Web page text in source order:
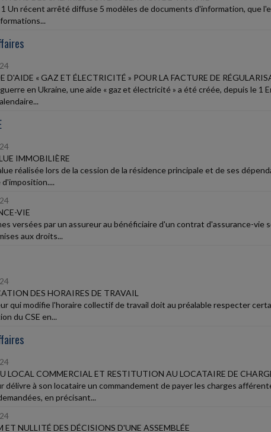
Un récent arrêté diffuse 5 modèles de documents d'information, que
D'AIDE « GAZ ET ÉLECTRICITÉ » POUR LA FACTURE DE
en Ukraine, une aide « gaz et électricité » a été créée, depuis le 1
IMMOBILIÈRE
réalisée lors de la cession de la résidence principale et de ses
VIE
versées par un assureur au bénéficiaire d'un contrat d'assurance-vie
aux droits...
DES HORAIRES DE TRAVAIL
qui modifie l'horaire collectif de travail doit au préalable respecter
du CSE en...
LOCAL COMMERCIAL ET RESTITUTION AU LOCATAIRE DE
délivre à son locataire un commandement de payer les charges
en précisant...
ET NULLITÉ DES DÉCISIONS D'UNE ASSEMBLÉE